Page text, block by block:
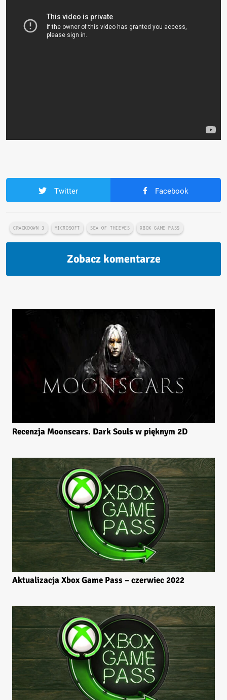
Twitter Facebook
CRACKDOWN 3 MICROSOFT SEA OF THIEVES XBOX GAME PASS
Zobacz komentarze
Recenzja Moonscars. Dark Souls w pięknym 2D
Aktualizacja Xbox Game Pass – czerwiec 2022